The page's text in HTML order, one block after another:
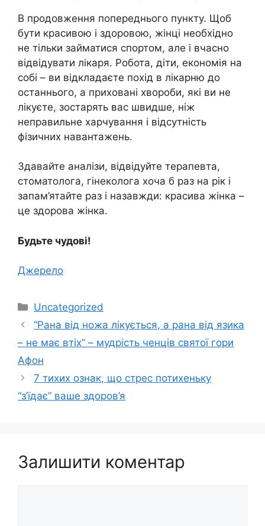
В продовження попереднього пункту. Щоб
бути красивою і здоровою, жінці необхідно
не тільки займатися спортом, але і вчасно
відвідувати лікаря. Робота, діти, економія на
собі – ви відкладаєте похід в лікарню до
останнього, а приховані хвороби, які ви не
лікуєте, зостарять вас швидше, ніж
неправильне харчування і відсутність
фізичних навантажень.
Здавайте аналізи, відвідуйте терапевта,
стоматолога, гінеколога хоча б раз на рік і
запам’ятайте раз і назавжди: красива жінка –
це здорова жінка.
Будьте чудові!
Джерело
Категорії
Uncategorized
“Рана від ножа лікується, а рана від язика
– не має втіх” – мудрість ченців святої гори
Афон
7 тихих ознак, що стрес потихеньку
“з’їдає” ваше здоров’я
Залишити коментар